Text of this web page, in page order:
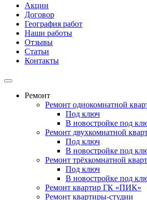
Акции
Договор
География работ
Наши работы
Отзывы
Статьи
Контакты
Ремонт
Ремонт однокомнатной
Под ключ
В новостройке под
Ремонт двухкомнатной
Под ключ
В новостройке под
Ремонт трёхкомнатной
Под ключ
В новостройке под
Ремонт квартир ГК «ПИК»
Ремонт квартиры-студии